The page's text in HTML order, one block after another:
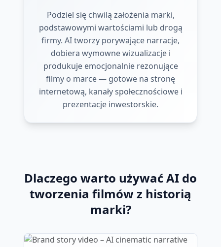
Podziel się chwilą założenia marki,
podstawowymi wartościami lub drogą
firmy. AI tworzy porywające narracje,
dobiera wymowne wizualizacje i
produkuje emocjonalnie rezonujące
filmy o marce — gotowe na stronę
internetową, kanały społecznościowe i
prezentacje inwestorskie.
Dlaczego warto używać AI do
tworzenia filmów z historią
marki?